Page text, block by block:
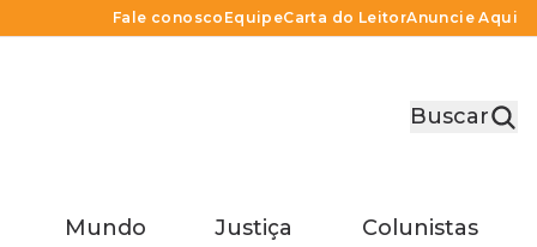
Fale conosco EquipeCarta do LeitorAnuncie Aqui
Buscar
Mundo Justiça Colunistas